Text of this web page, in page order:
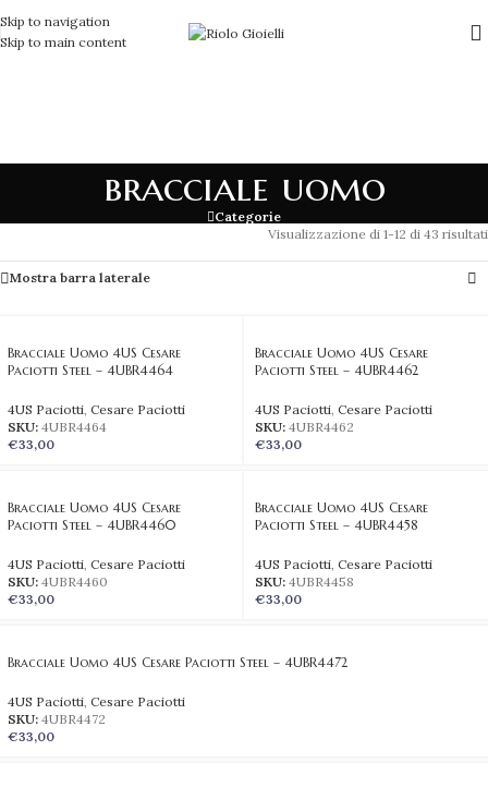
Skip to navigation
Skip to main content
bracciale uomo
Categorie
Visualizzazione di 1-12 di 43 risultati
Mostra barra laterale
Bracciale Uomo 4US Cesare
Paciotti Steel – 4UBR4464
4US Paciotti, Cesare Paciotti
SKU: 4UBR4464
€33,00
Bracciale Uomo 4US Cesare
Paciotti Steel – 4UBR4462
4US Paciotti, Cesare Paciotti
SKU: 4UBR4462
€33,00
Bracciale Uomo 4US Cesare
Paciotti Steel – 4UBR4460
4US Paciotti, Cesare Paciotti
SKU: 4UBR4460
€33,00
Bracciale Uomo 4US Cesare
Paciotti Steel – 4UBR4458
4US Paciotti, Cesare Paciotti
SKU: 4UBR4458
€33,00
Bracciale Uomo 4US Cesare Paciotti Steel – 4UBR4472
4US Paciotti, Cesare Paciotti
SKU: 4UBR4472
€33,00